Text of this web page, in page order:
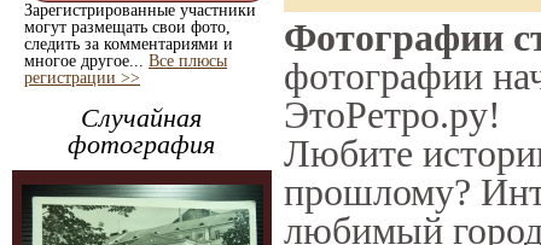
Зарегистрированные участники
могут размещать свои фото,
следить за комментариями и
многое другое... Все плюсы
регистрации >>
Случайная
фотография
Фотографии
фотографии
ЭтоРетро.ру!
Любите
прошлому?
любимый